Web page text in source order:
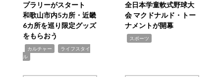
プラリーがスタート
和歌山市内5カ所・近畿
6カ所を巡り限定グッズ
をもらおう
カルチャー
ライフスタイ
ル
全日本学童軟式野球大
会 マクドナルド・トー
ナメントが開幕
スポーツ